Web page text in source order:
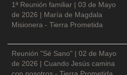
1ª Reunión familiar | 03 de Mayo
de 2026 | María de Magdala
Misionera - Tierra Prometida
Reunión "Sé Sano" | 02 de Mayo
de 2026 | Cuando Jesús camina